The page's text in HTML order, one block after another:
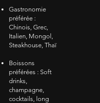
Gastronomie
préférée :
Chinois, Grec,
Italien, Mongol,
Steakhouse, Thaï
Boissons
préférées : Soft
drinks,
champagne,
cocktails, long